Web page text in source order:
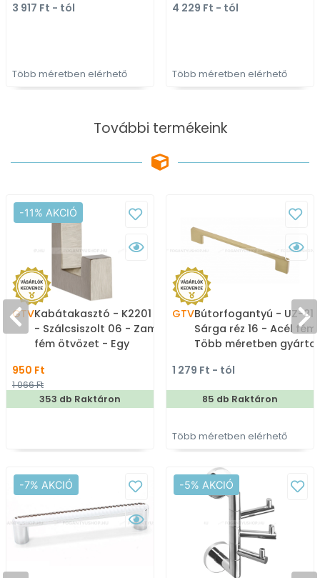
bútorfogantyú
3 917 Ft - tól
Több méretben elérhető
fém
4 229 Ft - tól
Több méretben elérhető
További termékeink
-11% AKCIÓ
GTVKabátakasztó - K2201 16
- Szálcsiszolt 06 - Zamak
fém ötvözet - Egy
950 Ft
1 066 Ft
353 db Raktáron
GTVBútorfogantyú - UZ-
Sárga réz 16 - Acél
Több méretben
bútorfogantyú
1 279 Ft - tól
85 db Raktáron
Több méretben elérhető
-7% AKCIÓ -5% AKCIÓ